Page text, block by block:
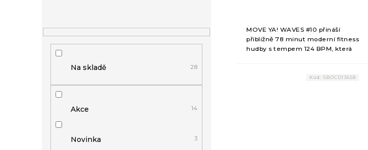
Na skladě 28
Akce 14
Novinka 3
MOVE YA! WAVES #10 přináší
přibližně 78 minut moderní fitness
hudby s tempem 124 BPM, která
Kód:SBOCD13658